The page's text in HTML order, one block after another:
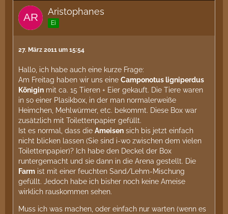
Aristophanes
Ei
27. März 2011 um 15:54
Hallo, ich habe auch eine kurze Frage:
Am Freitag haben wir uns eine Camponotus ligniperdus
Königin mit ca. 15 Tieren + Eier gekauft. Die Tiere waren
in so einer Plasikbox, in der man normalerweiße
Heimchen, Mehlwürmer, etc. bekommt. Diese Box war
zusätzlich mit Toilettenpapier gefüllt.
Ist es normal, dass die Ameisen sich bis jetzt einfach
nicht blicken lassen (Sie sind i-wo zwischen dem vielen
Toilettenpapier)? Ich habe den Deckel der Box
runtergemacht und sie dann in die Arena gestellt. Die
Farm ist mit einer feuchten Sand/Lehm-Mischung
gefüllt. Jedoch habe ich bisher noch keine Ameise
wirklich rauskommen sehen.
Muss ich was machen, oder einfach nur warten (wenn es